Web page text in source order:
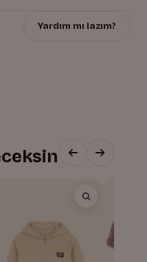
Yardım mı lazım?